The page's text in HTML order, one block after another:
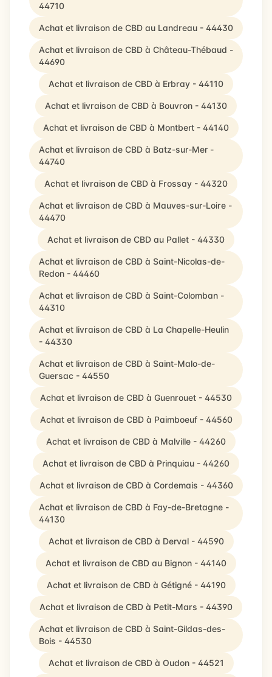
44710
Achat et livraison de CBD au Landreau - 44430
Achat et livraison de CBD à Château-Thébaud -
44690
Achat et livraison de CBD à Erbray - 44110
Achat et livraison de CBD à Bouvron - 44130
Achat et livraison de CBD à Montbert - 44140
Achat et livraison de CBD à Batz-sur-Mer -
44740
Achat et livraison de CBD à Frossay - 44320
Achat et livraison de CBD à Mauves-sur-Loire -
44470
Achat et livraison de CBD au Pallet - 44330
Achat et livraison de CBD à Saint-Nicolas-de-
Redon - 44460
Achat et livraison de CBD à Saint-Colomban -
44310
Achat et livraison de CBD à La Chapelle-Heulin
- 44330
Achat et livraison de CBD à Saint-Malo-de-
Guersac - 44550
Achat et livraison de CBD à Guenrouet - 44530
Achat et livraison de CBD à Paimboeuf - 44560
Achat et livraison de CBD à Malville - 44260
Achat et livraison de CBD à Prinquiau - 44260
Achat et livraison de CBD à Cordemais - 44360
Achat et livraison de CBD à Fay-de-Bretagne -
44130
Achat et livraison de CBD à Derval - 44590
Achat et livraison de CBD au Bignon - 44140
Achat et livraison de CBD à Gétigné - 44190
Achat et livraison de CBD à Petit-Mars - 44390
Achat et livraison de CBD à Saint-Gildas-des-
Bois - 44530
Achat et livraison de CBD à Oudon - 44521